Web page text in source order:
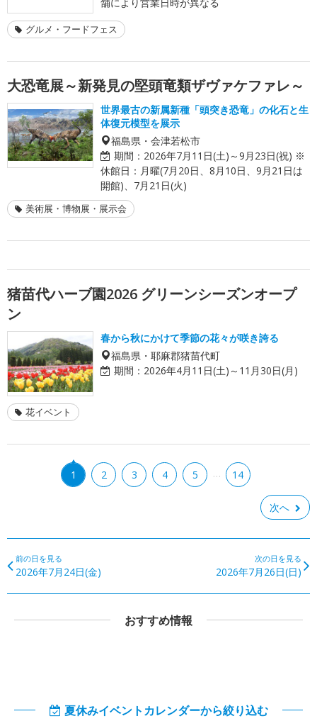
グルメ・フードフェス
大恐竜展～新発見の堅頭竜類ザヴァケファレ～
世界最古の新属新種「頭突き恐竜」の化石と生
体復元模型を展示
福島県・会津若松市
期間： 2026年7月11日(土)～9月23日(祝) ※
休館日：月曜(7月20日、8月10日、9月21日は
開館)、7月21日(火)
美術展・博物展・展示会
猪苗代ハーブ園2026 グリーンシーズンオープ
ン
春から秋にかけて季節の花々が咲き誇る
福島県・耶麻郡猪苗代町
期間： 2026年4月11日(土)～11月30日(月)
花イベント
1 2 3 4 5 … 14
次へ
前の日を見る
2026年7月24日(金)
次の日を見る
2026年7月26日(日)
おすすめ情報
夏休みイベントカレンダーから絞り込む